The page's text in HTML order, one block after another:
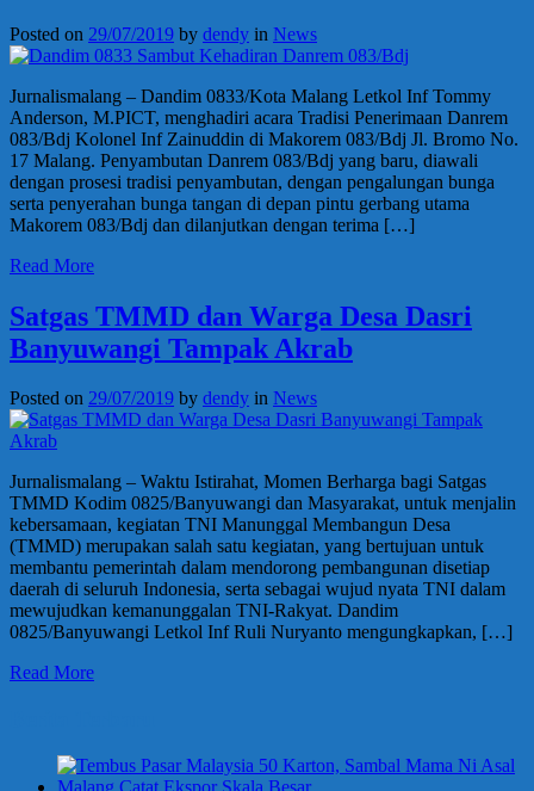
Posted on 29/07/2019 by dendy in News
Jurnalismalang – Dandim 0833/Kota Malang Letkol Inf Tommy
Anderson, M.PICT, menghadiri acara Tradisi Penerimaan Danrem
083/Bdj Kolonel Inf Zainuddin di Makorem 083/Bdj Jl. Bromo No.
17 Malang. Penyambutan Danrem 083/Bdj yang baru, diawali
dengan prosesi tradisi penyambutan, dengan pengalungan bunga
serta penyerahan bunga tangan di depan pintu gerbang utama
Makorem 083/Bdj dan dilanjutkan dengan terima […]
Read More
Satgas TMMD dan Warga Desa Dasri
Banyuwangi Tampak Akrab
Posted on 29/07/2019 by dendy in News
Jurnalismalang – Waktu Istirahat, Momen Berharga bagi Satgas
TMMD Kodim 0825/Banyuwangi dan Masyarakat, untuk menjalin
kebersamaan, kegiatan TNI Manunggal Membangun Desa
(TMMD) merupakan salah satu kegiatan, yang bertujuan untuk
membantu pemerintah dalam mendorong pembangunan disetiap
daerah di seluruh Indonesia, serta sebagai wujud nyata TNI dalam
mewujudkan kemanunggalan TNI-Rakyat. Dandim
0825/Banyuwangi Letkol Inf Ruli Nuryanto mengungkapkan, […]
Read More